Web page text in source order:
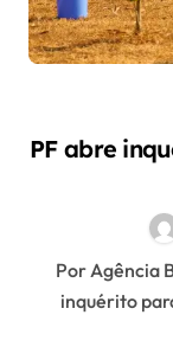
PF abre
Por Agência Brasil A Polícia Federal (PF) instaurou
inquérito